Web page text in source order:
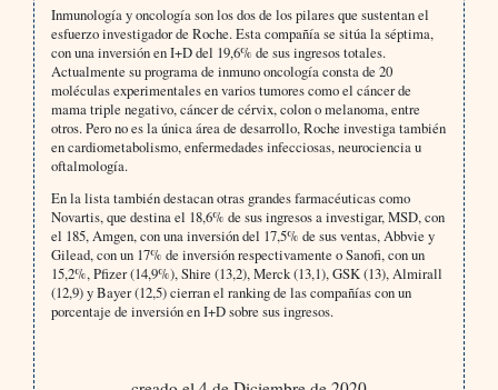
Inmunología y oncología son los dos de los pilares que sustentan el
esfuerzo investigador de Roche. Esta compañía se sitúa la séptima,
con una inversión en I+D del 19,6% de sus ingresos totales.
Actualmente su programa de inmuno oncología consta de 20
moléculas experimentales en varios tumores como el cáncer de
mama triple negativo, cáncer de cérvix, colon o melanoma, entre
otros. Pero no es la única área de desarrollo, Roche investiga también
en cardiometabolismo, enfermedades infecciosas, neurociencia u
oftalmología.
En la lista también destacan otras grandes farmacéuticas como
Novartis, que destina el 18,6% de sus ingresos a investigar, MSD, con
el 185, Amgen, con una inversión del 17,5% de sus ventas, Abbvie y
Gilead, con un 17% de inversión respectivamente o Sanofi, con un
15,2%, Pfizer (14,9%), Shire (13,2), Merck (13,1), GSK (13), Almirall
(12,9) y Bayer (12,5) cierran el ranking de las compañías con un
porcentaje de inversión en I+D sobre sus ingresos.